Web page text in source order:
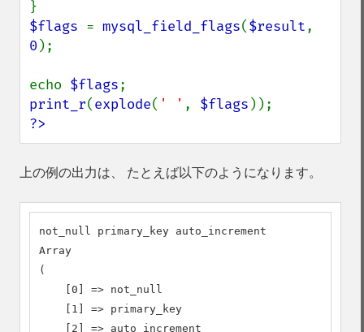
$flags = mysql_field_flags($result
0 );
echo $flags
print_r(explode( ' ' , $flags
?>
上の例の出力は、 たとえば以下のようになります。
not_null primary_key auto_increment
Array
(
    [0] => not_null
    [1] => primary_key
    [2] => auto_increment